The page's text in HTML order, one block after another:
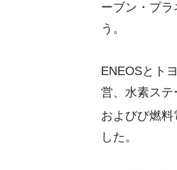
ーブン・プ
う。
ENEOSとト
営、水素ス
およびび燃
した。